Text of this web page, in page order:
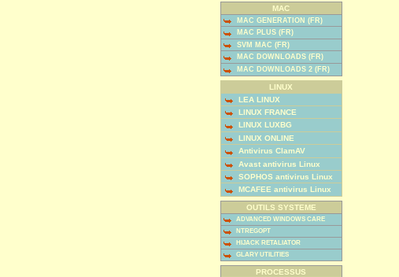
MAC
MAC GENERATION (FR)
MAC PLUS (FR)
SVM MAC (FR)
MAC DOWNLOADS (FR)
MAC DOWNLOADS 2 (FR)
LINUX
LEA LINUX
LINUX FRANCE
LINUX LUXBG
LINUX ONLINE
Antivirus ClamAV
Avast antivirus Linux
SOPHOS antivirus Linux
MCAFEE antivirus Linux
OUTILS SYSTEME
ADVANCED WINDOWS CARE
NTREGOPT
HIJACK RETALIATOR
GLARY UTILITIES
PROCESSUS